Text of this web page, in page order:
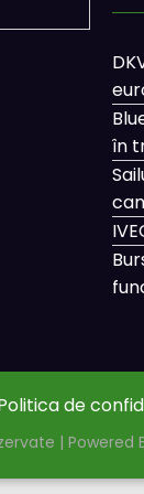
în
de
| Powered